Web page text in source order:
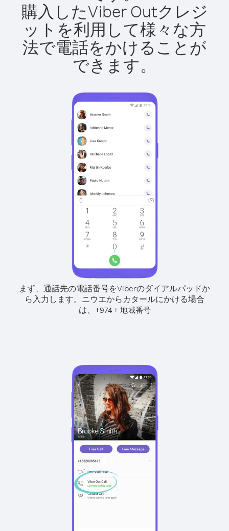
購入したViber Outクレジ
ットを利用して様々な方
法で電話をかけることが
できます。
まず、通話先の電話番号をViberのダイアルパッドか
ら入力します。 ニウエからカタールにかける場合
は、
+974+ 地域番号